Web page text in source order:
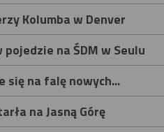
Kolumba w Denver
na ŚDM w Seulu
się na falę nowych...
na Jasną Górę